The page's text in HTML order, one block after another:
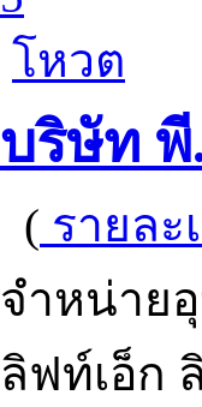
โหวต
บริษัท
( รายละ
จำหน่าย
ลิฟท์เอ็ก